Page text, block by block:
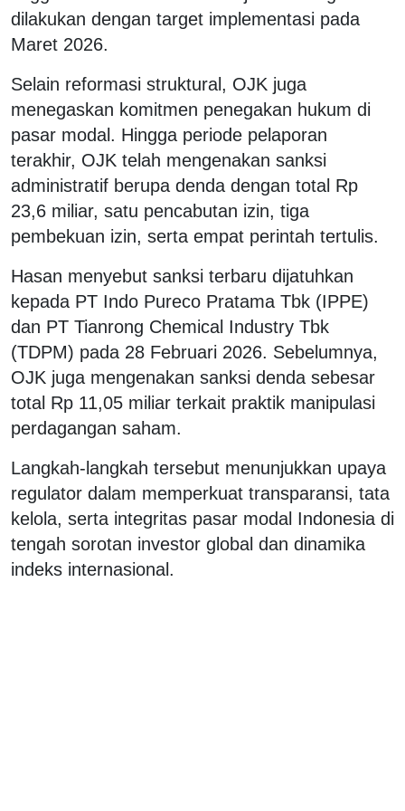
dilakukan dengan target implementasi pada
Maret 2026.
Selain reformasi struktural, OJK juga
menegaskan komitmen penegakan hukum di
pasar modal. Hingga periode pelaporan
terakhir, OJK telah mengenakan sanksi
administratif berupa denda dengan total Rp
23,6 miliar, satu pencabutan izin, tiga
pembekuan izin, serta empat perintah tertulis.
Hasan menyebut sanksi terbaru dijatuhkan
kepada PT Indo Pureco Pratama Tbk (IPPE)
dan PT Tianrong Chemical Industry Tbk
(TDPM) pada 28 Februari 2026. Sebelumnya,
OJK juga mengenakan sanksi denda sebesar
total Rp 11,05 miliar terkait praktik manipulasi
perdagangan saham.
Langkah-langkah tersebut menunjukkan upaya
regulator dalam memperkuat transparansi, tata
kelola, serta integritas pasar modal Indonesia di
tengah sorotan investor global dan dinamika
indeks internasional.